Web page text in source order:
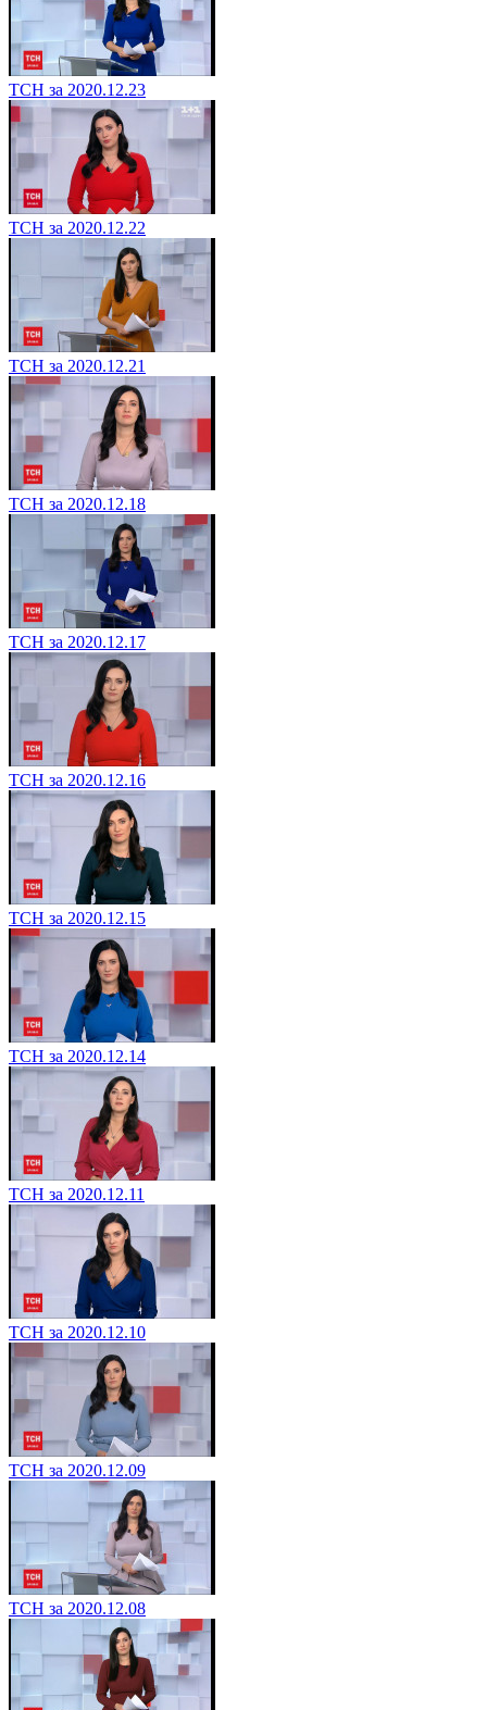
ТСН за 2020.12.23
ТСН за 2020.12.22
ТСН за 2020.12.21
ТСН за 2020.12.18
ТСН за 2020.12.17
ТСН за 2020.12.16
ТСН за 2020.12.15
ТСН за 2020.12.14
ТСН за 2020.12.11
ТСН за 2020.12.10
ТСН за 2020.12.09
ТСН за 2020.12.08